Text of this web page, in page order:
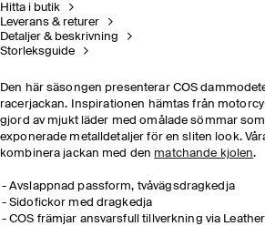
Hitta i butik
Leverans & returer
Detaljer & beskrivning
Storleksguide
Den här säsongen presenterar COS
racerjackan. Inspirationen hämtas från
gjord av mjukt läder med omålade sömmar
exponerade metalldetaljer för en sliten look.
kombinera jackan med den matchande kjolen.
Avslappnad passform, tvåvägsdragkedja
Sidofickor med dragkedja
COS främjar ansvarsfull tillverkning via